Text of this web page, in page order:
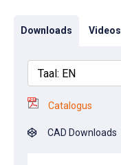
Downloads Videos
Catalogus
CAD Downloads